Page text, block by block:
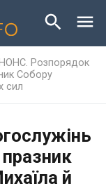
Розпорядок
Собору
сил
й